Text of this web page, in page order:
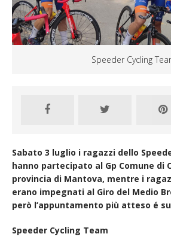
Speeder Cycling
Sabato 3 luglio i ragazzi dello
hanno partecipato al Gp Comune di
provincia di Mantova, mentre i
erano impegnati al Giro del Medio
però l’appuntamento più atteso é
Speeder Cycling Team